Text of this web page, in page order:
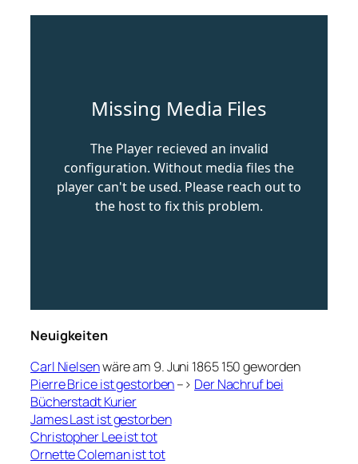
Neuigkeiten
Carl Nielsenwäre am 9. Juni 1865 150 geworden
Pierre Brice ist gestorben–> Der Nachruf bei
Bücherstadt Kurier
James Last ist gestorben
Christopher Lee ist tot
Ornette Coleman ist tot